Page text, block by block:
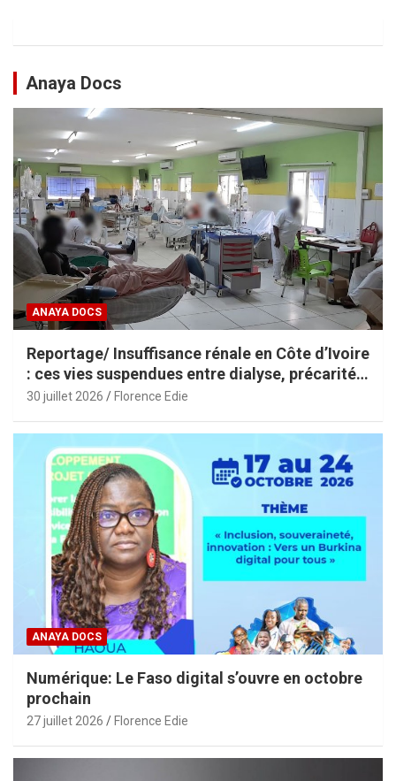
Anaya Docs
ANAYA DOCS
Reportage/ Insuffisance rénale en Côte d’Ivoire
: ces vies suspendues entre dialyse, précarité
et espoir
30 juillet 2026 Florence Edie
ANAYA DOCS
Numérique: Le Faso digital s’ouvre en octobre
prochain
27 juillet 2026 Florence Edie